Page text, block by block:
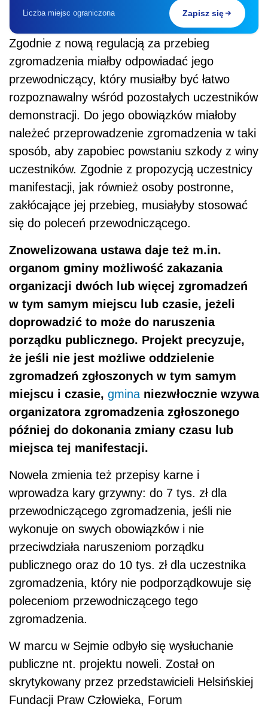
Liczba miejsc ograniczona Zapisz się
Zgodnie z nową regulacją za przebieg
zgromadzenia miałby odpowiadać jego
przewodniczący, który musiałby być łatwo
rozpoznawalny wśród pozostałych uczestników
demonstracji. Do jego obowiązków miałoby
należeć przeprowadzenie zgromadzenia w taki
sposób, aby zapobiec powstaniu szkody z winy
uczestników. Zgodnie z propozycją uczestnicy
manifestacji, jak również osoby postronne,
zakłócające jej przebieg, musiałyby stosować
się do poleceń przewodniczącego.
Znowelizowana ustawa daje też m.in.
organom gminy możliwość zakazania
organizacji dwóch lub więcej zgromadzeń
w tym samym miejscu lub czasie, jeżeli
doprowadzić to może do naruszenia
porządku publicznego. Projekt precyzuje,
że jeśli nie jest możliwe oddzielenie
zgromadzeń zgłoszonych w tym samym
miejscu i czasie, gminaniezwłocznie wzywa
organizatora zgromadzenia zgłoszonego
później do dokonania zmiany czasu lub
miejsca tej manifestacji.
Nowela zmienia też przepisy karne i
wprowadza kary grzywny: do 7 tys. zł dla
przewodniczącego zgromadzenia, jeśli nie
wykonuje on swych obowiązków i nie
przeciwdziała naruszeniom porządku
publicznego oraz do 10 tys. zł dla uczestnika
zgromadzenia, który nie podporządkowuje się
poleceniom przewodniczącego tego
zgromadzenia.
W marcu w Sejmie odbyło się wysłuchanie
publiczne nt. projektu noweli. Został on
skrytykowany przez przedstawicieli Helsińskiej
Fundacji Praw Człowieka, Forum